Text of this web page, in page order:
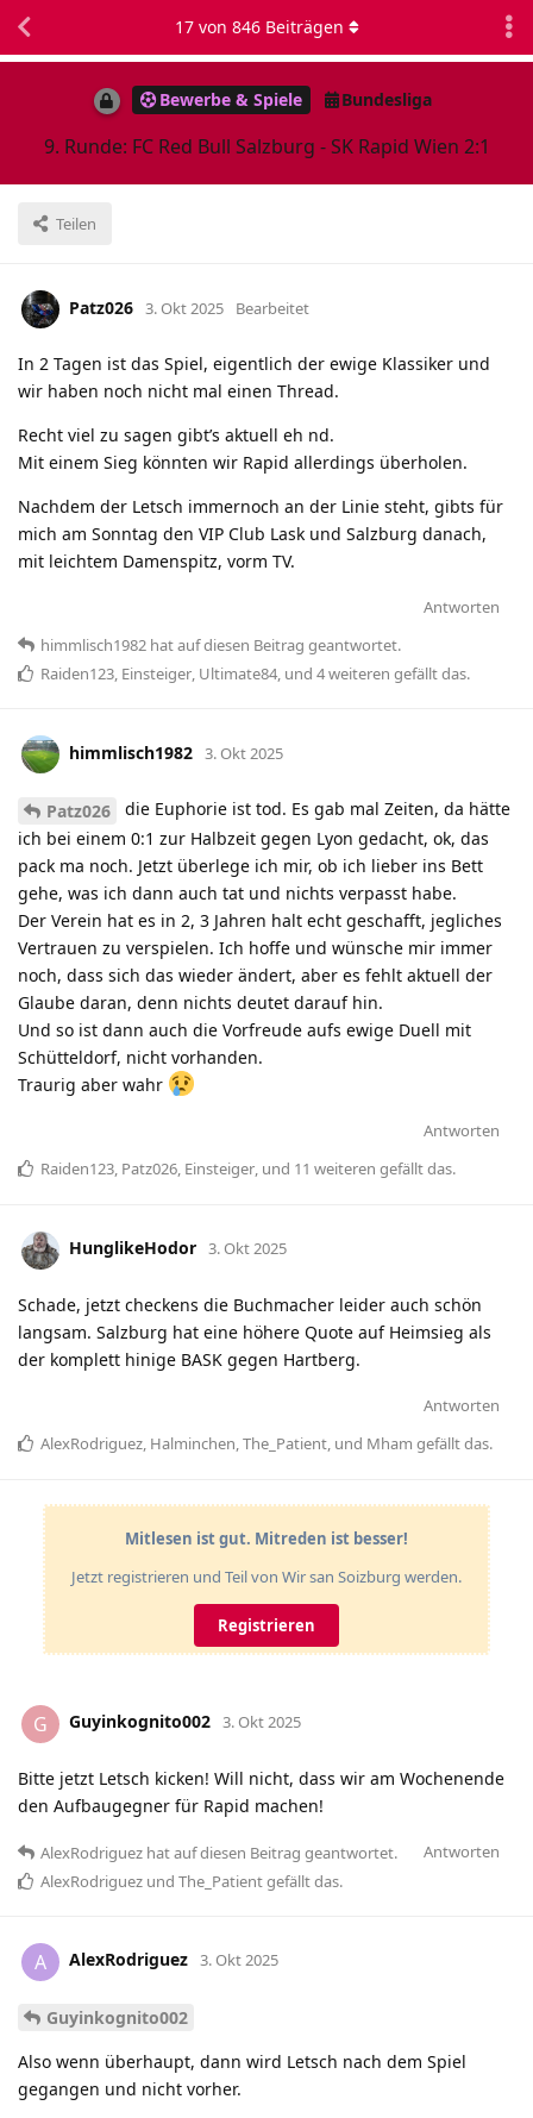
Bewerbe & Spiele Bundesliga
9. Runde: FC Red Bull Salzburg - SK Rapid Wien 2:1
Teilen
17von 846Beiträgen
Patz026 3. Okt 2025 Bearbeitet
In 2 Tagen ist das Spiel, eigentlich der ewige Klassiker und
wir haben noch nicht mal einen Thread.
Recht viel zu sagen gibt’s aktuell eh nd.
Mit einem Sieg könnten wir Rapid allerdings überholen.
Nachdem der Letsch immernoch an der Linie steht, gibts für
mich am Sonntag den VIP Club Lask und Salzburg danach,
mit leichtem Damenspitz, vorm TV.
Antworten
himmlisch1982 hatauf diesen Beitrag geantwortet.
Raiden123, Einsteiger, Ultimate84, und 4weiteren gefällt das.
himmlisch1982 3. Okt 2025
Patz026
die Euphorie ist tod. Es gab mal Zeiten, da hätte
ich bei einem 0:1 zur Halbzeit gegen Lyon gedacht, ok, das
pack ma noch. Jetzt überlege ich mir, ob ich lieber ins Bett
gehe, was ich dann auch tat und nichts verpasst habe.
Der Verein hat es in 2, 3 Jahren halt echt geschafft, jegliches
Vertrauen zu verspielen. Ich hoffe und wünsche mir immer
noch, dass sich das wieder ändert, aber es fehlt aktuell der
Glaube daran, denn nichts deutet darauf hin.
Und so ist dann auch die Vorfreude aufs ewige Duell mit
Schütteldorf, nicht vorhanden.
Traurig aber wahr
Antworten
Raiden123 Patz026 Einsteiger , und 11 weiteren gefällt das.
HunglikeHodor 3. Okt 2025
Schade, jetzt checkens die Buchmacher leider auch schön
langsam. Salzburg hat eine höhere Quote auf Heimsieg als
der komplett hinige BASK gegen Hartberg.
Antworten
AlexRodriguez Halminchen The_Patient , und Mham gefällt das.
Mitlesen ist gut. Mitreden ist besser!
Jetzt registrieren und Teil von Wir san Soizburg werden.
Registrieren
G Guyinkognito002 3. Okt 2025
Bitte jetzt Letsch kicken! Will nicht, dass wir am Wochenende
den Aufbaugegner für Rapid machen!
Antworten
AlexRodriguez hatauf diesen Beitrag geantwortet.
AlexRodriguez und The_Patientgefällt das.
A AlexRodriguez 3. Okt 2025
Guyinkognito002
Also wenn überhaupt, dann wird Letsch nach dem Spiel
gegangen und nicht vorher.